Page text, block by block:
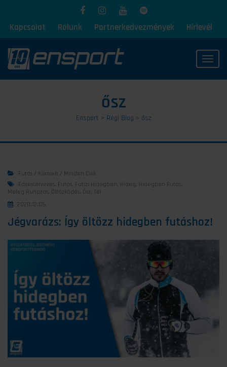
Kapcsolat Rólunk Partnerkedvezmények Hírlevél
ősz
Ensport > Régi Blog > ősz
Futás / Kiemelt / Minden Cikk
Edzéstervezés, Futás, Futás Hidegben , Hideg, Hidegben Futás,
Meleg Ruházat , Öltözködés, Ősz, Tél
2020.12.05.
Jégvarázs: Így öltözz hidegben futáshoz!